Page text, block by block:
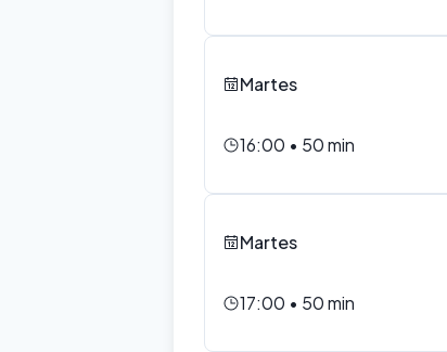
Martes
16:00 • 50min
Martes
17:00 • 50min